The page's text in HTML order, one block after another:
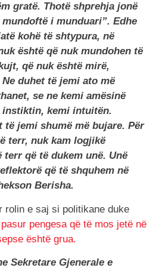
gratë. Thotë shprehja jonë
i munduari”. Edhe
kohë të shtypura, në
është që nuk mundohen të
që nuk është mirë,
duhet të jemi ato më
se ne kemi amësinë
instiktin, kemi intuitën.
të jemi shumë më bujare. Për
terr, nuk kam logjikë
që të dukem unë. Unë
që të shquhem në
Berisha.
rolin e saj si politikane duke
pengesa që të mos jetë në
është grua.
Sekretare Gjenerale e